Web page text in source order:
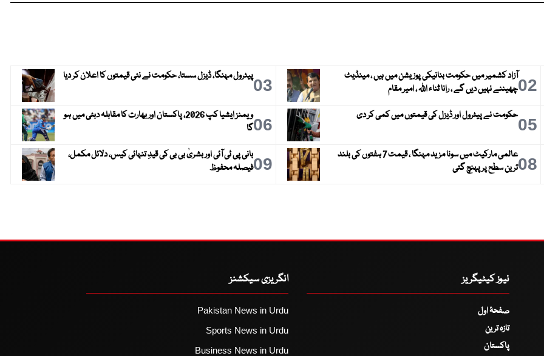
02آزاد کشمیر میں حکومت بنانیکی پوزیشن میں ہیں ، مینڈیٹ
چھیننے نہیں دیں گے ، رانا ثناء اللہ ، امیر مقام
03پیٹرول مہنگا، ڈیزل سستا، حکومت نے نئی قیمتوں کا اعلان کر دیا
05حکومت نے پیٹرول اور ڈیزل کی قیمتوں میں کمی کر دی 06
ویمنز ایشیا کپ 2026، پاکستان اور بھارت کا مقابلہ دبئی میں ہو
گا
08
عالمی مارکیٹ میں سونا مزید مہنگا ، قیمت 7 ہفتوں کی بلند
ترین سطح پر پہنچ گئی
09بانی پی ٹی آئی اور بشریٰ بی بی کی قیدِ تنہائی کیس، دلائل مکمل،
فیصلہ محفوظ
نیوز کیٹیگریز
صفحۂ اول
تازہ ترین
پاکستان
انگریزی سیکشنز
Pakistan News in Urdu
Sports News in Urdu
Business News in Urdu